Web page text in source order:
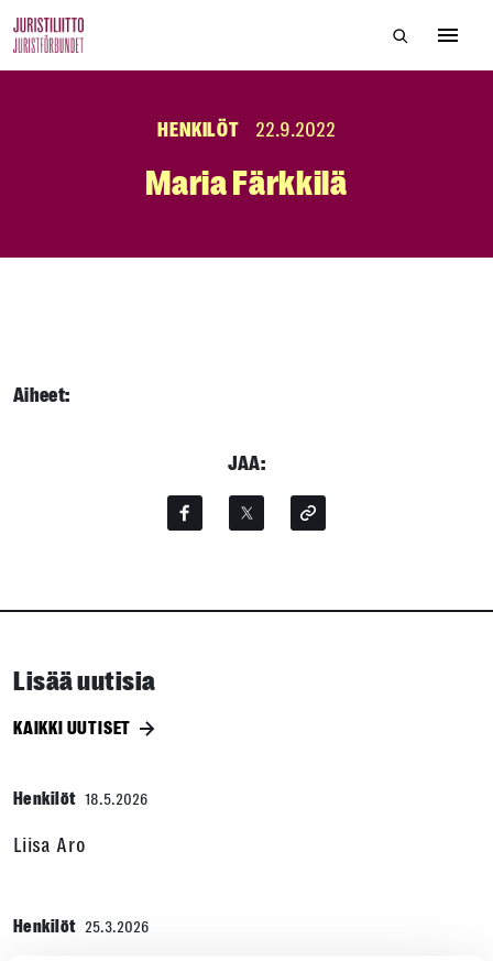
to
Hae
HENKILÖT 22.9.2022
Maria Färkkilä
Aiheet:
JAA:
Lisää uutisia
KAIKKI UUTISET
Henkilöt 18.5.2026
Liisa Aro
Henkilöt 25.3.2026